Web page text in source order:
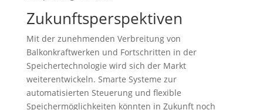
Zukunftsperspektiven
Mit der zunehmenden Verbreitung von
Balkonkraftwerken und Fortschritten in der
Speichertechnologie wird sich der Markt
weiterentwickeln. Smarte Systeme zur
automatisierten Steuerung und flexible
Speichermöglichkeiten könnten in Zukunft noch